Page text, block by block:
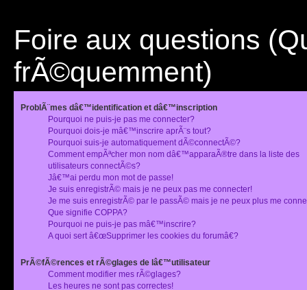
Foire aux questions
frÃ©quemment)
ProblÃ¨mes dâ€™identification et dâ€™inscription
Pourquoi ne puis-je pas me connecter?
Pourquoi dois-je mâ€™inscrire aprÃ¨s tout?
Pourquoi suis-je automatiquement dÃ©connectÃ©?
Comment empÃªcher mon nom dâ€™apparaÃ®tre dans la liste des
utilisateurs connectÃ©s?
Jâ€™ai perdu mon mot de passe!
Je suis enregistrÃ© mais je ne peux pas me connecter!
Je me suis enregistrÃ© par le passÃ© mais je ne peux plus me
Que signifie COPPA?
Pourquoi ne puis-je pas mâ€™inscrire?
A quoi sert â€œSupprimer les cookies du forumâ€?
PrÃ©fÃ©rences et rÃ©glages de lâ€™utilisateur
Comment modifier mes rÃ©glages?
Les heures ne sont pas correctes!